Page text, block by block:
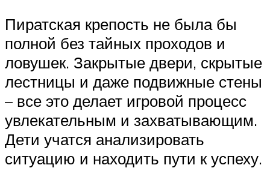
Пиратская крепость не была бы
полной без тайных проходов и
ловушек. Закрытые двери, скрытые
лестницы и даже подвижные стены
– все это делает игровой процесс
увлекательным и захватывающим.
Дети учатся анализировать
ситуацию и находить пути к успеху.